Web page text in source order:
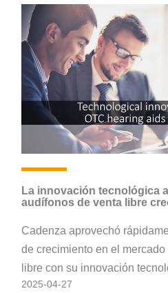
La innovación tecnológica
audífonos de venta libre
Cadenza aprovechó
de crecimiento en el
libre con su innovación
de mercado en el campo de
2025-04-27